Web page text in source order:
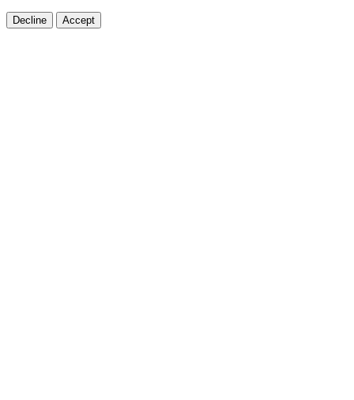
Decline Accept